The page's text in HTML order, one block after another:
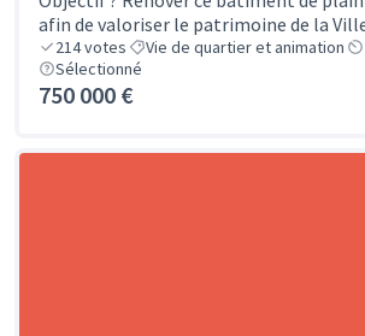
afin de valoriser le patrimoine de la
214votes Vie de quartier et animation
Sélectionné
750 000 €